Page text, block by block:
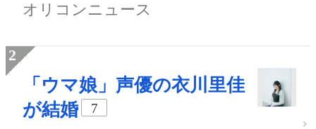
オリコンニュース
「ウマ娘」声優の衣川里佳
が結婚
7